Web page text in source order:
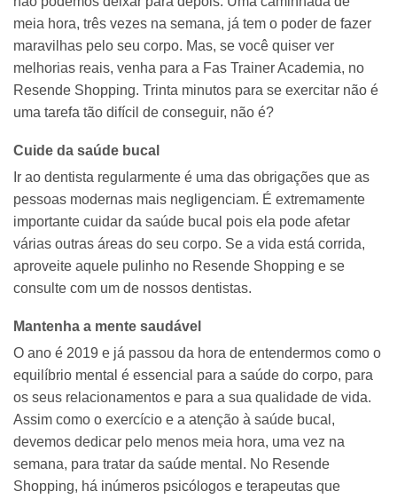
meia hora, três vezes na semana, já tem o poder de fazer
maravilhas pelo seu corpo. Mas, se você quiser ver
melhorias reais, venha para a Fas Trainer Academia, no
Resende Shopping. Trinta minutos para se exercitar não é
uma tarefa tão difícil de conseguir, não é?
Cuide da saúde bucal
Ir ao dentista regularmente é uma das obrigações que as
pessoas modernas mais negligenciam. É extremamente
importante cuidar da saúde bucal pois ela pode afetar
várias outras áreas do seu corpo. Se a vida está corrida,
aproveite aquele pulinho no Resende Shopping e se
consulte com um de nossos dentistas.
Mantenha a mente saudável
O ano é 2019 e já passou da hora de entendermos como o
equilíbrio mental é essencial para a saúde do corpo, para
os seus relacionamentos e para a sua qualidade de vida.
Assim como o exercício e a atenção à saúde bucal,
devemos dedicar pelo menos meia hora, uma vez na
semana, para tratar da saúde mental. No Resende
Shopping, há inúmeros psicólogos e terapeutas que